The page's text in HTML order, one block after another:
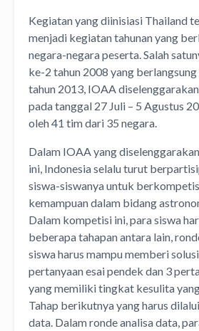
Kegiatan yang diinisiasi Thailand
menjadi kegiatan tahunan yang
negara-negara peserta. Salah
ke-2 tahun 2008 yang
tahun 2013, IOAA
pada tanggal 27 Juli – 5 Agustus
oleh 41 tim dari 35 negara.
Dalam IOAA yang
ini, Indonesia selalu turut
siswa-siswanya untuk
kemampuan dalam bidang
Dalam kompetisi ini, para siswa
beberapa tahapan antara lain,
siswa harus mampu memberi
pertanyaan esai pendek dan 3
yang memiliki tingkat kesulita
Tahap berikutnya yang harus
data. Dalam ronde analisa data,